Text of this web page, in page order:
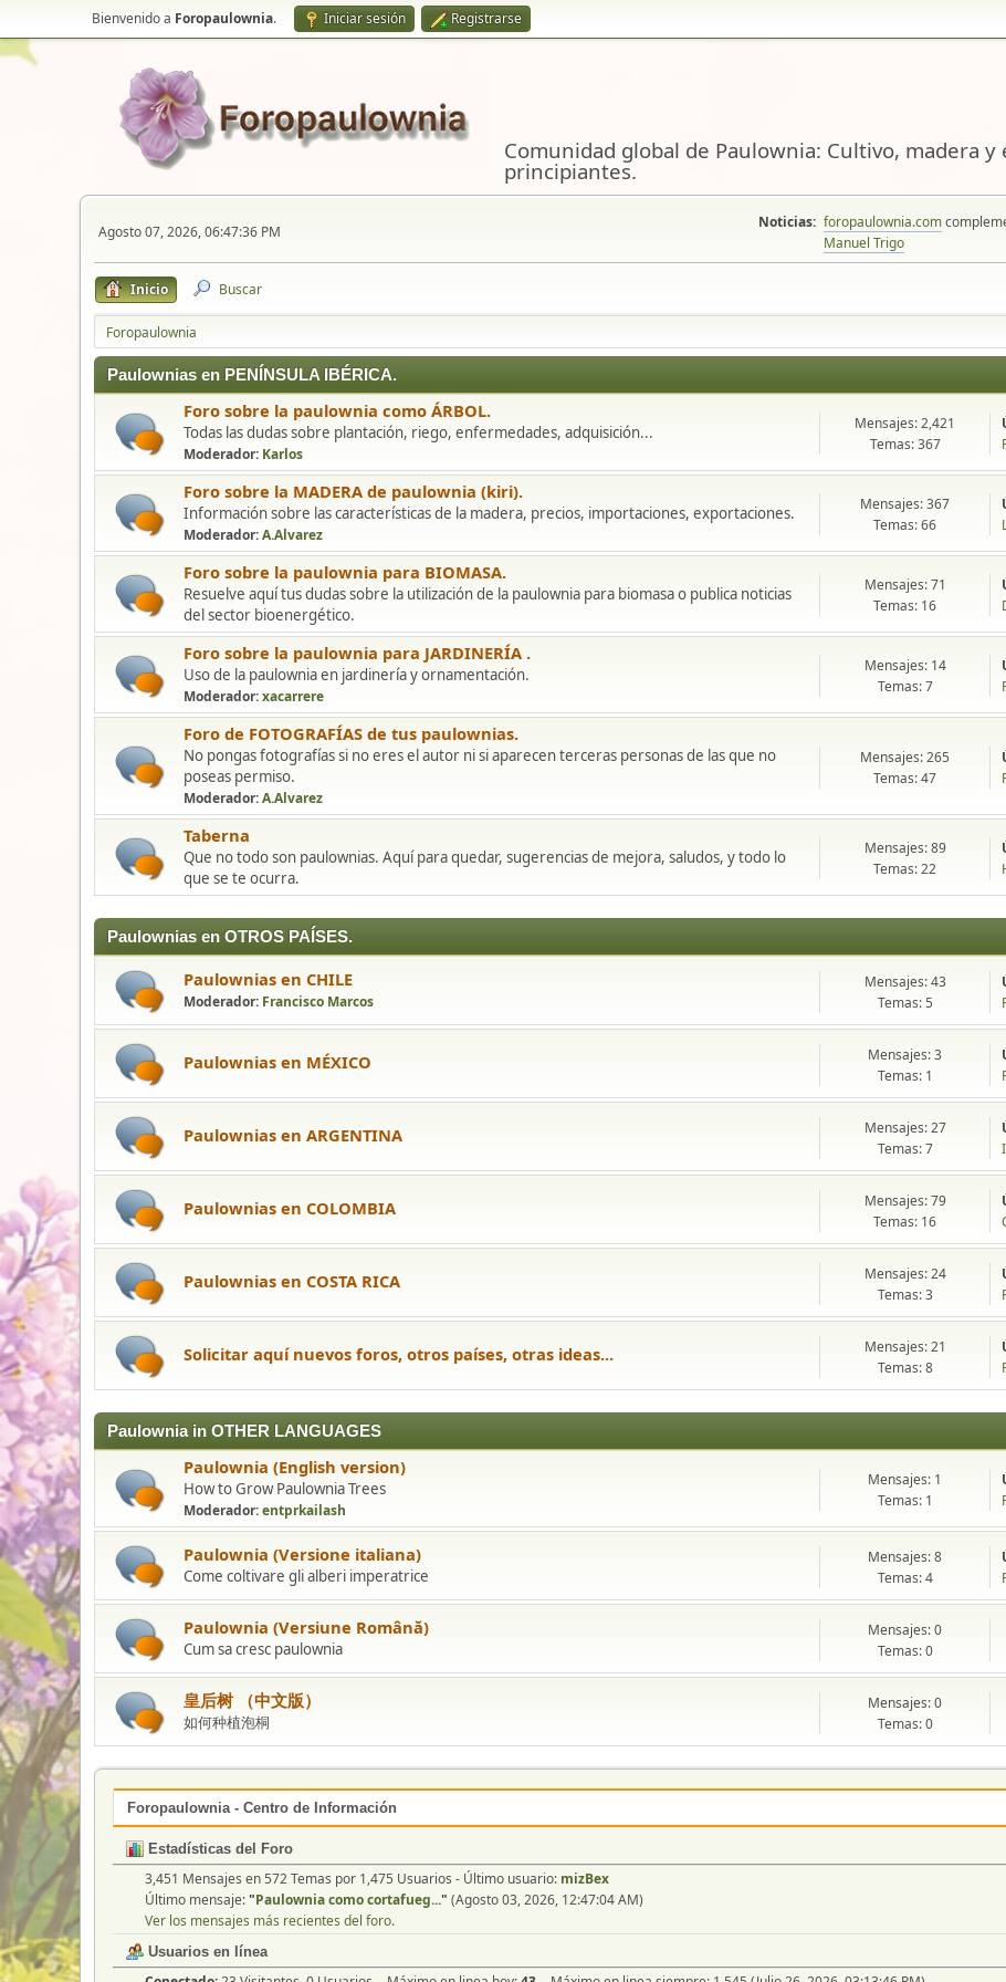
Bienvenido a Foropaulownia. Iniciar sesión Registrarse
Comunidad global de Paulownia: Cultivo, madera
principiantes.
Agosto 07, 2026, 06:47:36 PM
Noticias: foropaulownia.com
Manuel Trigo
Inicio Buscar
Foropaulownia
Paulownias en PENÍNSULA IBÉRICA.
Foro sobre la paulownia como ÁRBOL.
Todas las dudas sobre plantación, riego, enfermedades, adquisición...
Moderador: Karlos
Mensajes: 2,421
Temas: 367
Foro sobre la MADERA de paulownia (kiri).
Información sobre las características de la madera, precios, importaciones, exportaciones.
Moderador:A.Alvarez
Mensajes: 367
Temas: 66
Foro sobre la paulownia para BIOMASA.
Resuelve aquí tus dudas sobre la utilización de la paulownia para biomasa o publica noticias
del sector bioenergético.
Mensajes: 71
Temas: 16
Foro sobre la paulownia para JARDINERÍA .
Uso de la paulownia en jardinería y ornamentación.
Moderador:xacarrere
Mensajes: 14
Temas: 7
Foro de FOTOGRAFÍAS de tus paulownias.
No pongas fotografías si no eres el autor ni si aparecen terceras personas de las que no
poseas permiso.
Moderador:A.Alvarez
Mensajes: 265
Temas: 47
Taberna
Que no todo son paulownias. Aquí para quedar, sugerencias de mejora, saludos, y todo lo
que se te ocurra.
Mensajes: 89
Temas: 22
Paulownias en OTROS PAÍSES.
Paulownias en CHILE
Moderador: Francisco Marcos
Mensajes: 43
Temas: 5
Paulownias en MÉXICO
Mensajes: 3
Temas: 1
Paulownias en ARGENTINA
Mensajes: 27
Temas: 7
Paulownias en COLOMBIA
Mensajes: 79
Temas: 16
Paulownias en COSTA RICA
Mensajes: 24
Temas: 3
Solicitar aquí nuevos foros, otros países, otras ideas...
Mensajes: 21
Temas: 8
Paulownia in OTHER LANGUAGES
Paulownia (English version)
How to Grow Paulownia Trees
Moderador:entprkailash
Mensajes: 1
Temas: 1
Paulownia (Versione italiana)
Come coltivare gli alberi imperatrice
Mensajes: 8
Temas: 4
Paulownia (Versiune Română)
Cum sa cresc paulownia
Mensajes: 0
Temas: 0
皇后树 （中文版）
如何种植泡桐
Mensajes: 0
Temas: 0
Foropaulownia - Centro de Información
Estadísticas del Foro
3,451 Mensajes en 572 Temas por 1,475 Usuarios - Último usuario: mizBex
Último mensaje:"Paulownia como cortafueg..." (Agosto 03, 2026, 12:47:04 AM)
Ver los mensajes más recientes del foro.
Usuarios en línea